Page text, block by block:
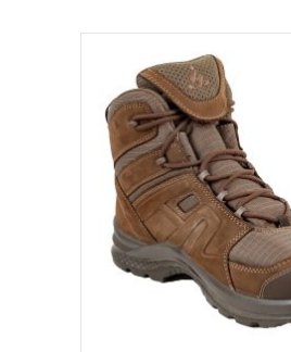
PŘIDAT DO KOŠÍKU